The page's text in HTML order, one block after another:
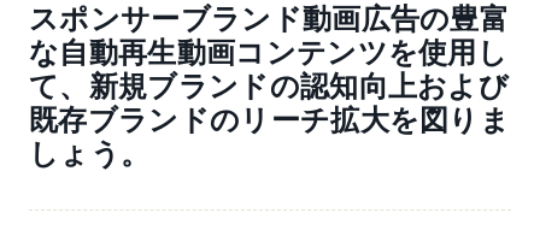
スポンサーブランド動画広告の豊富
な自動再生動画コンテンツを使用し
て、新規ブランドの認知向上および
既存ブランドのリーチ拡大を図りま
しょう。